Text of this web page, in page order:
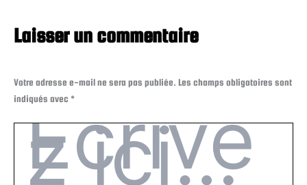
Laisser un commentaire
Votre adresse e-mail ne sera pas publiée. Les champs obligatoires sont
indiqués avec *